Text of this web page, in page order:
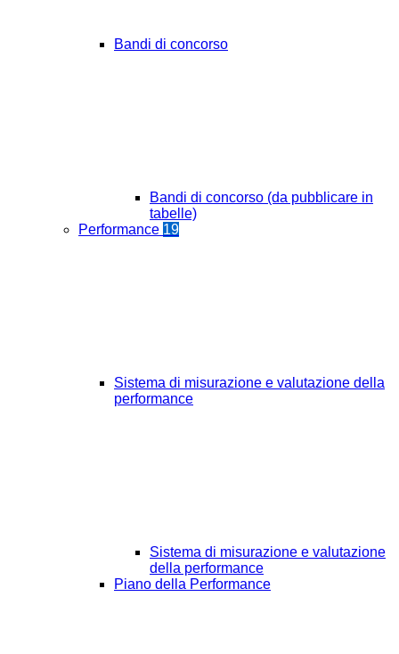
Bandi di concorso
Bandi di concorso (da pubblicare in
tabelle)
Performance 19
Sistema di misurazione e valutazione della
performance
Sistema di misurazione e valutazione
della performance
Piano della Performance